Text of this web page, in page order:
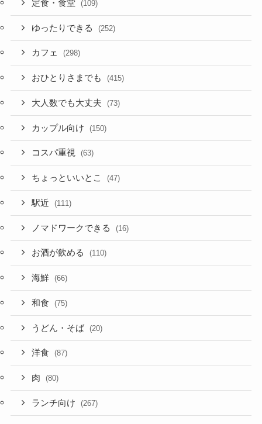
定食・食堂 (109)
ゆったりできる (252)
カフェ (298)
おひとりさまでも (415)
大人数でも大丈夫 (73)
カップル向け (150)
コスパ重視 (63)
ちょっといいとこ (47)
駅近 (111)
ノマドワークできる (16)
お酒が飲める (110)
海鮮 (66)
和食 (75)
うどん・そば (20)
洋食 (87)
肉 (80)
ランチ向け (267)